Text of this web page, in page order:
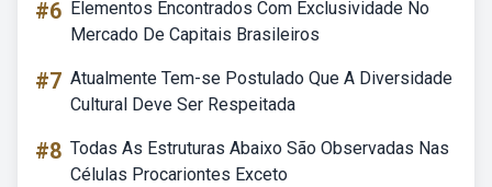
#6 Elementos Encontrados Com Exclusividade No
Mercado De Capitais Brasileiros
#7 Atualmente Tem-se Postulado Que A Diversidade
Cultural Deve Ser Respeitada
#8 Todas As Estruturas Abaixo São Observadas Nas
Células Procariontes Exceto